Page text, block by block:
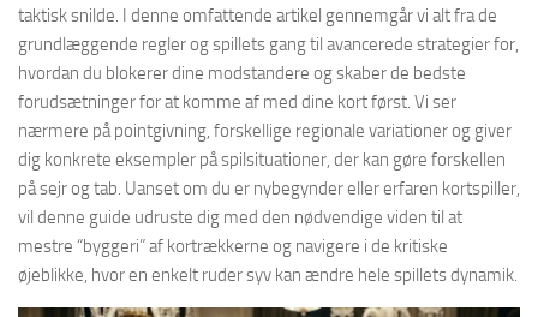
taktisk snilde. I denne omfattende artikel gennemgår vi alt fra de
grundlæggende regler og spillets gang til avancerede strategier for,
hvordan du blokerer dine modstandere og skaber de bedste
forudsætninger for at komme af med dine kort først. Vi ser
nærmere på pointgivning, forskellige regionale variationer og giver
dig konkrete eksempler på spilsituationer, der kan gøre forskellen
på sejr og tab. Uanset om du er nybegynder eller erfaren kortspiller,
vil denne guide udruste dig med den nødvendige viden til at
mestre “byggeri” af kortrækkerne og navigere i de kritiske
øjeblikke, hvor en enkelt ruder syv kan ændre hele spillets dynamik.